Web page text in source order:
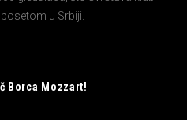
u Srbiji.
Borca Mozzart!